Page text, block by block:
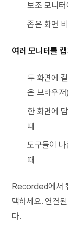
보조 모니
좁은 화면
여러 모니터를
두 화면에
은 브라우저)
한 화면에
때
도구들이
때
Recorded에서
택하세요. 연결
다.